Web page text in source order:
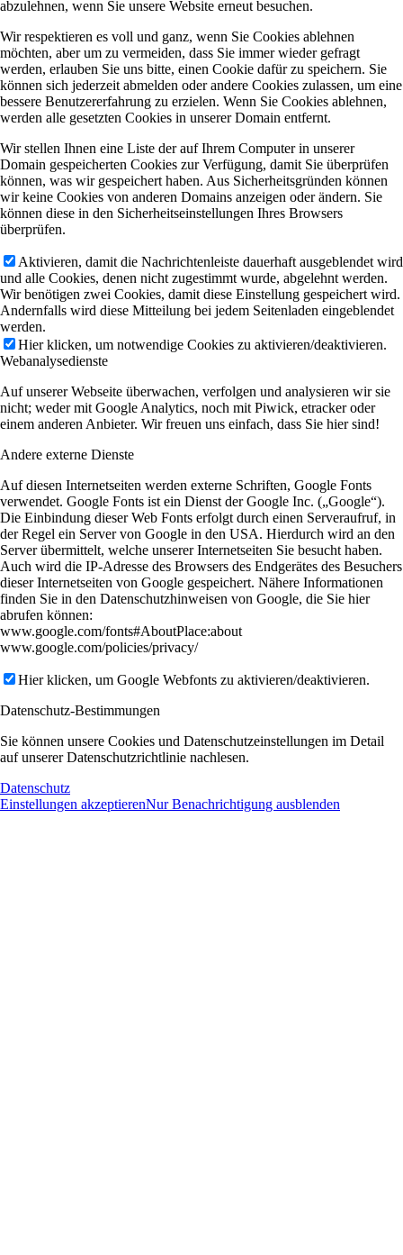
abzulehnen, wenn Sie unsere Website erneut besuchen.
Wir respektieren es voll und ganz, wenn Sie Cookies ablehnen
möchten, aber um zu vermeiden, dass Sie immer wieder gefragt
werden, erlauben Sie uns bitte, einen Cookie dafür zu speichern. Sie
können sich jederzeit abmelden oder andere Cookies zulassen, um eine
bessere Benutzererfahrung zu erzielen. Wenn Sie Cookies ablehnen,
werden alle gesetzten Cookies in unserer Domain entfernt.
Wir stellen Ihnen eine Liste der auf Ihrem Computer in unserer
Domain gespeicherten Cookies zur Verfügung, damit Sie überprüfen
können, was wir gespeichert haben. Aus Sicherheitsgründen können
wir keine Cookies von anderen Domains anzeigen oder ändern. Sie
können diese in den Sicherheitseinstellungen Ihres Browsers
überprüfen.
Aktivieren, damit die Nachrichtenleiste dauerhaft ausgeblendet wird
und alle Cookies, denen nicht zugestimmt wurde, abgelehnt werden.
Wir benötigen zwei Cookies, damit diese Einstellung gespeichert wird.
Andernfalls wird diese Mitteilung bei jedem Seitenladen eingeblendet
werden.
Hier klicken, um notwendige Cookies zu aktivieren/deaktivieren.
Webanalysedienste
Auf unserer Webseite überwachen, verfolgen und analysieren wir sie
nicht; weder mit Google Analytics, noch mit Piwick, etracker oder
einem anderen Anbieter. Wir freuen uns einfach, dass Sie hier sind!
Andere externe Dienste
Auf diesen Internetseiten werden externe Schriften, Google Fonts
verwendet. Google Fonts ist ein Dienst der Google Inc. („Google“).
Die Einbindung dieser Web Fonts erfolgt durch einen Serveraufruf, in
der Regel ein Server von Google in den USA. Hierdurch wird an den
Server übermittelt, welche unserer Internetseiten Sie besucht haben.
Auch wird die IP-Adresse des Browsers des Endgerätes des Besuchers
dieser Internetseiten von Google gespeichert. Nähere Informationen
finden Sie in den Datenschutzhinweisen von Google, die Sie hier
abrufen können:
www.google.com/fonts#AboutPlace:about
www.google.com/policies/privacy/
Hier klicken, um Google Webfonts zu aktivieren/deaktivieren.
Datenschutz-Bestimmungen
Sie können unsere Cookies und Datenschutzeinstellungen im Detail
auf unserer Datenschutzrichtlinie nachlesen.
Datenschutz
Einstellungen akzeptierenNur Benachrichtigung ausblenden